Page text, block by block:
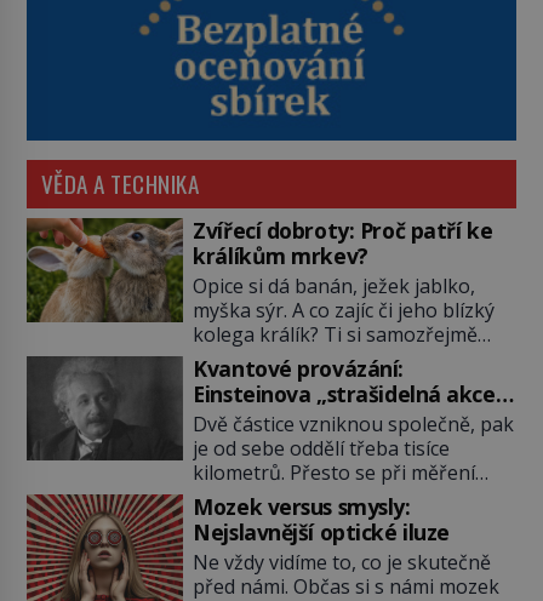
VĚDA A TECHNIKA
Zvířecí dobroty: Proč patří ke
králíkům mrkev?
Opice si dá banán, ježek jablko,
myška sýr. A co zajíc či jeho blízký
kolega králík? Ti si samozřejmě
pochutnají na mrkvi! Proč jsou
podobné představy o potravě
zvířat často spíš mýty? Pokud máte
doma králíka, mrkev mu dát
můžete. A nejspíš mu i bude
chutnat, ovšem měl by ji mít jen
jako občasný pamlsek. […]
Kvantové provázání:
Einsteinova „strašidelná akce
na dálku“ dál mate i fascinuje
vědce
Dvě částice vzniknou společně, pak
je od sebe oddělí třeba tisíce
kilometrů. Přesto se při měření
chovají, jako by mezi nimi
existovalo neviditelné pouto. Albert
Einstein tomu s jistou dávkou
ironie říká „strašidelná akce na
dálku“ a dlouhá desetiletí věří, že
Mozek versus smysly:
Nejslavnější optické iluze
Ne vždy vidíme to, co je skutečně
před námi. Občas si s námi mozek